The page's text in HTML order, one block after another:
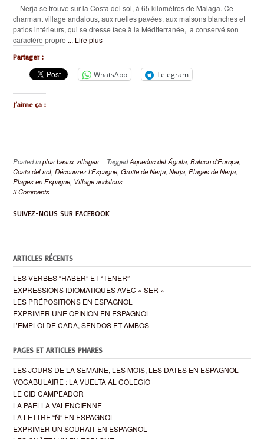
Nerja se trouve sur la Costa del sol, à 65 kilomètres de Malaga. Ce
charmant village andalous, aux ruelles pavées, aux maisons blanches et
patios intérieurs, qui se dresse face à la Méditerranée, a conservé son
caractère propre ... Lire plus
Partager :
WhatsApp Telegram
J’aime ça :
Posted inplus beaux villages TaggedAqueduc del Águila, Balcon d'Europe,
Costa del sol, Découvrez l'Espagne, Grotte de Nerja, Nerja, Plages de Nerja,
Plages en Espagne, Village andalous
3 Comments
SUIVEZ-NOUS SUR FACEBOOK
ARTICLES RÉCENTS
LES VERBES “HABER” ET “TENER”
EXPRESSIONS IDIOMATIQUES AVEC « SER »
LES PRÉPOSITIONS EN ESPAGNOL
EXPRIMER UNE OPINION EN ESPAGNOL
L’EMPLOI DE CADA, SENDOS ET AMBOS
PAGES ET ARTICLES PHARES
LES JOURS DE LA SEMAINE, LES MOIS, LES DATES EN ESPAGNOL
VOCABULAIRE : LA VUELTA AL COLEGIO
LE CID CAMPEADOR
LA PAELLA VALENCIENNE
LA LETTRE “Ñ” EN ESPAGNOL
EXPRIMER UN SOUHAIT EN ESPAGNOL